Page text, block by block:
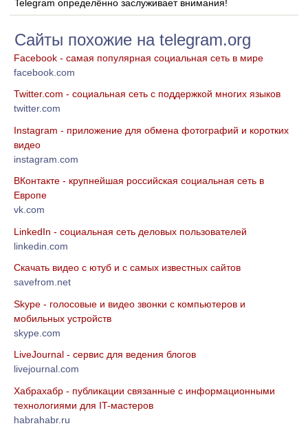
Telegram определённо заслуживает внимания!
Сайты похожие на telegram.org
Facebook - самая популярная социальная сеть в мире
facebook.com
Twitter.com - социальная сеть с поддержкой многих языков
twitter.com
Instagram - приложение для обмена фотографий и коротких
видео
instagram.com
ВКонтакте - крупнейшая российская социальная сеть в
Европе
vk.com
LinkedIn - социальная сеть деловых пользователей
linkedin.com
Скачать видео с ютуб и с самых известных сайтов
savefrom.net
Skype - голосовые и видео звонки с компьютеров и
мобильных устройств
skype.com
LiveJournal - сервис для ведения блогов
livejournal.com
Хабрахабр - публикации связанные с информационными
технологиями для IT-мастеров
habrahabr.ru